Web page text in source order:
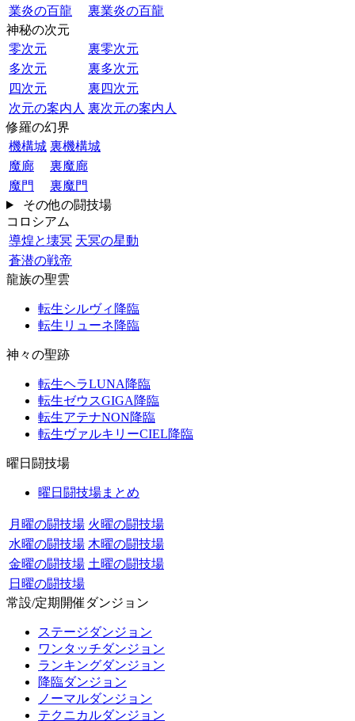
業炎の百龍
裏業炎の百龍
神秘の次元
零次元
裏零次元
多次元
裏多次元
四次元
裏四次元
次元の案内人 裏次元の案内人
修羅の幻界
機構城 裏機構城
魔廊
裏魔廊
魔門
裏魔門
その他の闘技場
コロシアム
導煌と壊冥 天冥の星動
蒼潜の戦帝
龍族の聖雲
転生シルヴィ降臨
転生リューネ降臨
神々の聖跡
転生ヘラLUNA降臨
転生ゼウスGIGA降臨
転生アテナNON降臨
転生ヴァルキリーCIEL降臨
曜日闘技場
曜日闘技場まとめ
月曜の闘技場 火曜の闘技場
水曜の闘技場 木曜の闘技場
金曜の闘技場 土曜の闘技場
日曜の闘技場
常設/定期開催ダンジョン
ステージダンジョン
ワンタッチダンジョン
ランキングダンジョン
降臨ダンジョン
ノーマルダンジョン
テクニカルダンジョン